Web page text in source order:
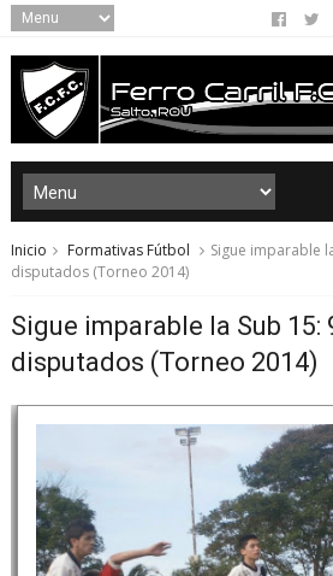
Inicio Formativas Fútbol
Sigue imparable
disputados (Torneo 2014)
Sigue imparable la Sub 15:
disputados (Torneo 2014)